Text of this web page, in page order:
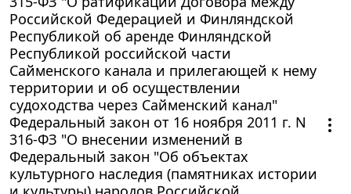
Российской Федерацией и Финляндской
Республикой об аренде Финляндской
Республикой российской части
Сайменского канала и прилегающей к нему
территории и об осуществлении
судоходства через Сайменский канал"
Федеральный закон от 16 ноября 2011 г. N
316-ФЗ "О внесении изменений в
Федеральный закон "Об объектах
культурного наследия (памятниках истории